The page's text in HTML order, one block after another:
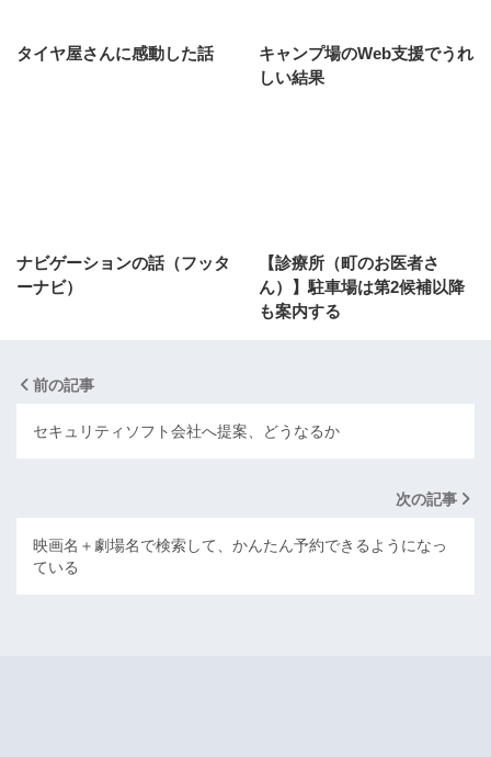
タイヤ屋さんに感動した話
キャンプ場のWeb支援でうれ
しい結果
ナビゲーションの話（フッタ
ーナビ）
【診療所（町のお医者さ
ん）】駐車場は第2候補以降
も案内する
前の記事
セキュリティソフト会社へ提案、どうなるか
次の記事
映画名＋劇場名で検索して、かんたん予約できるようになっ
ている